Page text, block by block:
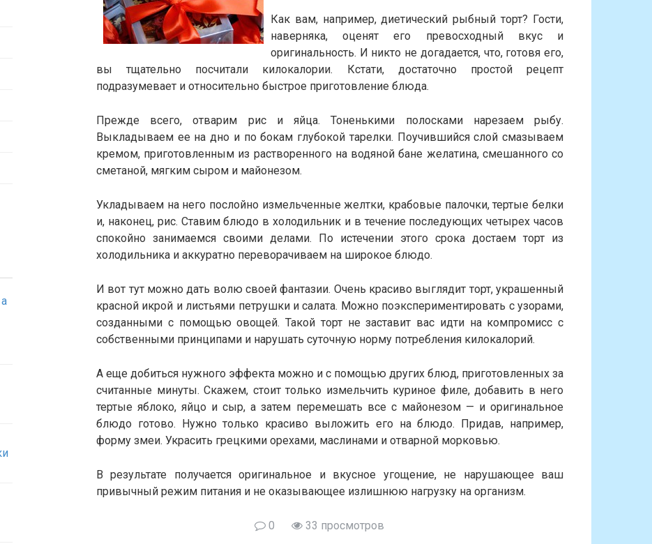
Как вам, например, диетический рыбный торт? Гости,
наверняка, оценят его превосходный вкус и
оригинальность. И никто не догадается, что, готовя его,
вы тщательно посчитали килокалории. Кстати, достаточно простой рецепт
подразумевает и относительно быстрое приготовление блюда.
Прежде всего, отварим рис и яйца. Тоненькими полосками нарезаем рыбу.
Выкладываем ее на дно и по бокам глубокой тарелки. Поучившийся слой смазываем
кремом, приготовленным из растворенного на водяной бане желатина, смешанного со
сметаной, мягким сыром и майонезом.
Укладываем на него послойно измельченные желтки, крабовые палочки, тертые белки
и, наконец, рис. Ставим блюдо в холодильник и в течение последующих четырех часов
спокойно занимаемся своими делами. По истечении этого срока достаем торт из
холодильника и аккуратно переворачиваем на широкое блюдо.
И вот тут можно дать волю своей фантазии. Очень красиво выглядит торт, украшенный
красной икрой и листьями петрушки и салата. Можно поэкспериментировать с узорами,
созданными с помощью овощей. Такой торт не заставит вас идти на компромисс с
собственными принципами и нарушать суточную норму потребления килокалорий.
А еще добиться нужного эффекта можно и с помощью других блюд, приготовленных за
считанные минуты. Скажем, стоит только измельчить куриное филе, добавить в него
тертые яблоко, яйцо и сыр, а затем перемешать все с майонезом — и оригинальное
блюдо готово. Нужно только красиво выложить его на блюдо. Придав, например,
форму змеи. Украсить грецкими орехами, маслинами и отварной морковью.
В результате получается оригинальное и вкусное угощение, не нарушающее ваш
привычный режим питания и не оказывающее излишнюю нагрузку на организм.
0 33 просмотров